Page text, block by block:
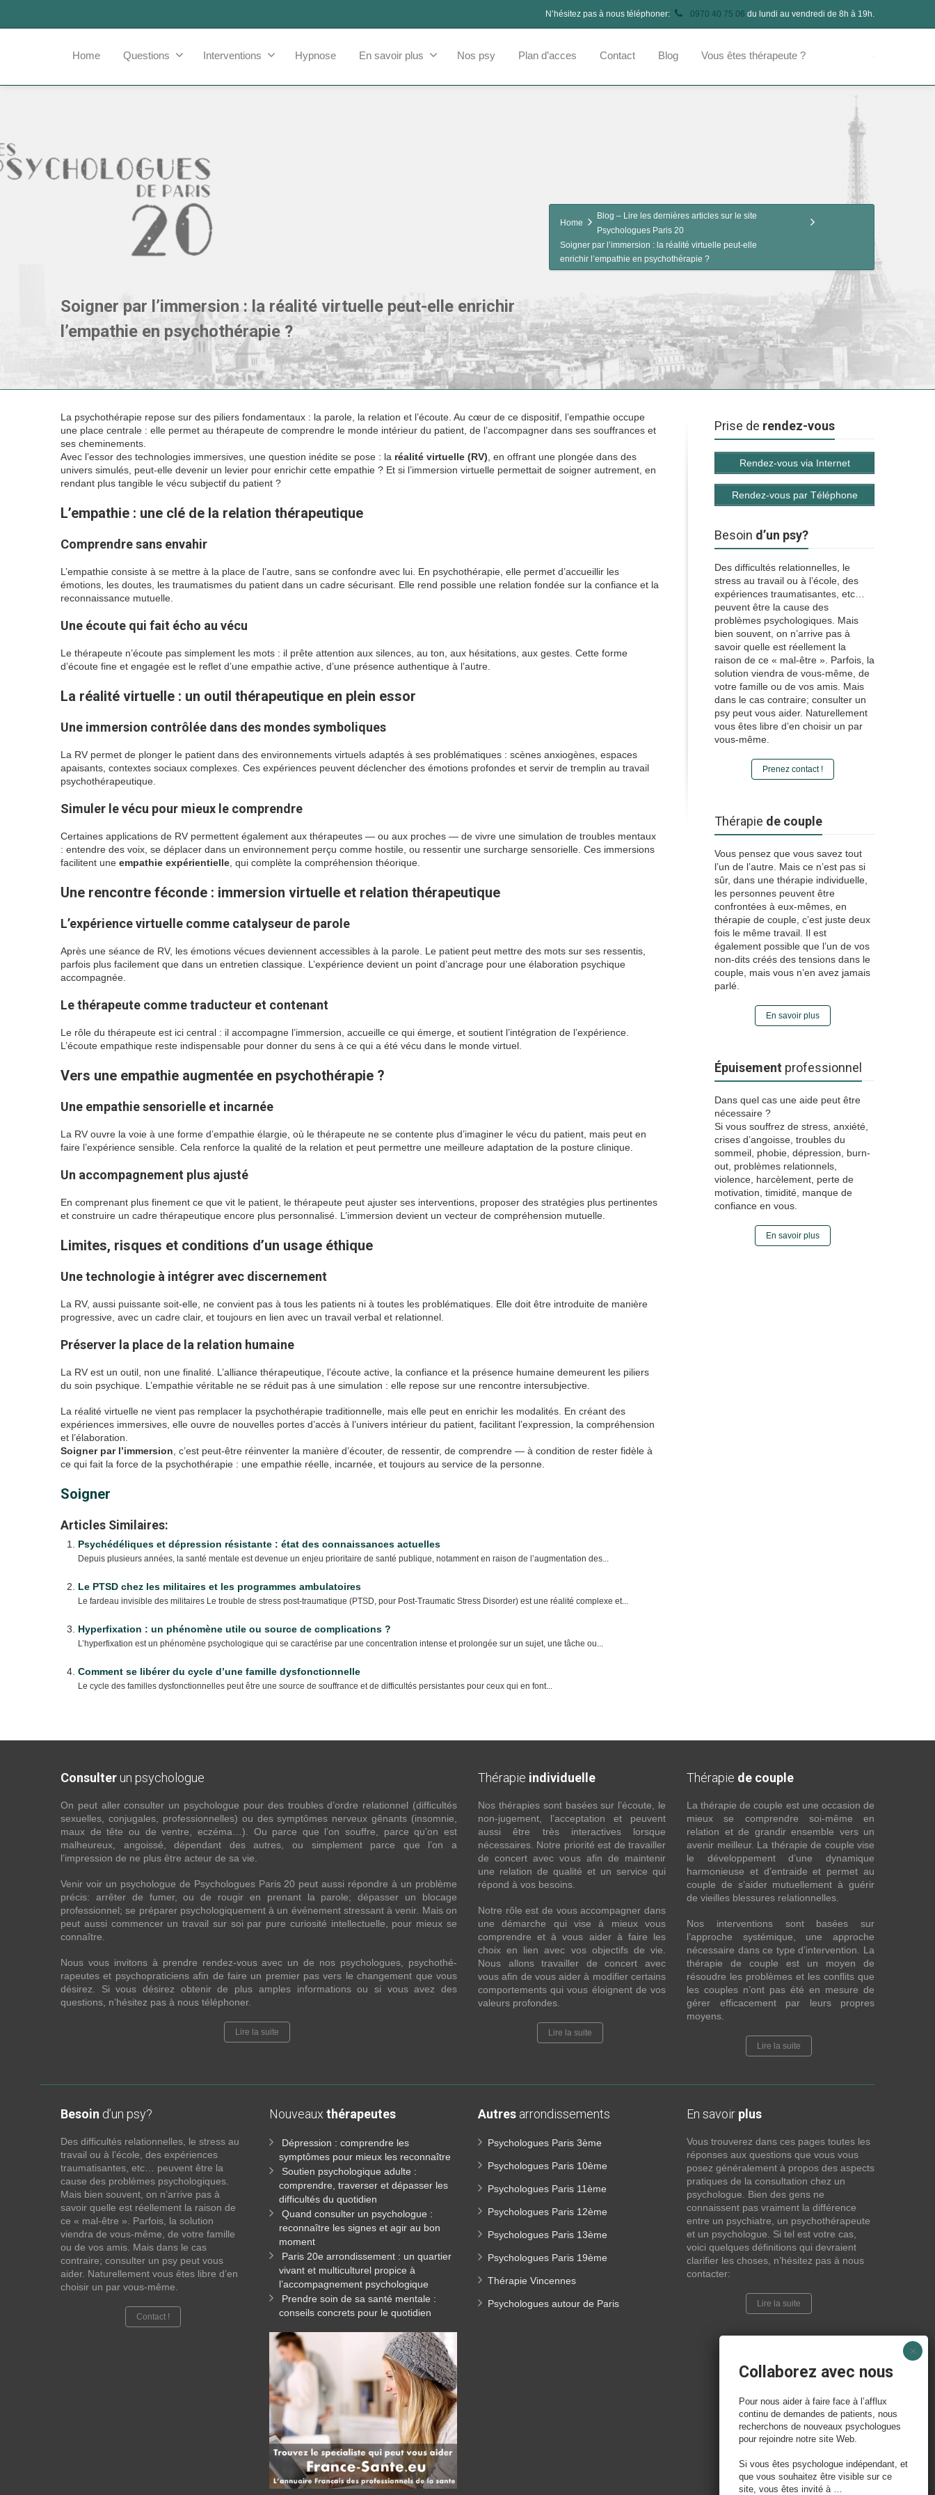
N’hésitez pas à nous téléphoner: 0970 40 75 06 du lundi au vendredi de 8h à 19h.
Home Questions Interventions Hypnose En savoir plus Nos psy Plan d’acces Contact Blog Vous êtes thérapeute ?
Soigner par l’immersion : la réalité virtuelle peut-elle enrichir
l’empathie en psychothérapie ?
Home
Blog – Lire les dernières articles sur le site
Psychologues Paris 20
Soigner par l’immersion : la réalité virtuelle peut-elle
enrichir l’empathie en psychothérapie ?
La psychothérapie repose sur des piliers fondamentaux : la parole, la relation et l’écoute. Au cœur de ce dispositif, l’empathie occupe
une place centrale : elle permet au thérapeute de comprendre le monde intérieur du patient, de l’accompagner dans ses souffrances et
ses cheminements.
Avec l’essor des technologies immersives, une question inédite se pose : la réalité virtuelle (RV) , en offrant une plongée dans des
univers simulés, peut-elle devenir un levier pour enrichir cette empathie ? Et si l’immersion virtuelle permettait de soigner autrement, en
rendant plus tangible le vécu subjectif du patient ?
L’empathie : une clé de la relation thérapeutique
Comprendre sans envahir
L’empathie consiste à se mettre à la place de l’autre, sans se confondre avec lui. En psychothérapie, elle permet d’accueillir les
émotions, les doutes, les traumatismes du patient dans un cadre sécurisant. Elle rend possible une relation fondée sur la confiance et la
reconnaissance mutuelle.
Une écoute qui fait écho au vécu
Le thérapeute n’écoute pas simplement les mots : il prête attention aux silences, au ton, aux hésitations, aux gestes. Cette forme
d’écoute fine et engagée est le reflet d’une empathie active, d’une présence authentique à l’autre.
La réalité virtuelle : un outil thérapeutique en plein essor
Une immersion contrôlée dans des mondes symboliques
La RV permet de plonger le patient dans des environnements virtuels adaptés à ses problématiques : scènes anxiogènes, espaces
apaisants, contextes sociaux complexes. Ces expériences peuvent déclencher des émotions profondes et servir de tremplin au travail
psychothérapeutique.
Simuler le vécu pour mieux le comprendre
Certaines applications de RV permettent également aux thérapeutes — ou aux proches — de vivre une simulation de troubles mentaux
: entendre des voix, se déplacer dans un environnement perçu comme hostile, ou ressentir une surcharge sensorielle. Ces immersions
facilitent une empathie expérientielle , qui complète la compréhension théorique.
Une rencontre féconde : immersion virtuelle et relation thérapeutique
L’expérience virtuelle comme catalyseur de parole
Après une séance de RV, les émotions vécues deviennent accessibles à la parole. Le patient peut mettre des mots sur ses ressentis,
parfois plus facilement que dans un entretien classique. L’expérience devient un point d’ancrage pour une élaboration psychique
accompagnée.
Le thérapeute comme traducteur et contenant
Le rôle du thérapeute est ici central : il accompagne l’immersion, accueille ce qui émerge, et soutient l’intégration de l’expérience.
L’écoute empathique reste indispensable pour donner du sens à ce qui a été vécu dans le monde virtuel.
Vers une empathie augmentée en psychothérapie ?
Une empathie sensorielle et incarnée
La RV ouvre la voie à une forme d’empathie élargie, où le thérapeute ne se contente plus d’imaginer le vécu du patient, mais peut en
faire l’expérience sensible. Cela renforce la qualité de la relation et peut permettre une meilleure adaptation de la posture clinique.
Un accompagnement plus ajusté
En comprenant plus finement ce que vit le patient, le thérapeute peut ajuster ses interventions, proposer des stratégies plus pertinentes
et construire un cadre thérapeutique encore plus personnalisé. L’immersion devient un vecteur de compréhension mutuelle.
Limites, risques et conditions d’un usage éthique
Une technologie à intégrer avec discernement
La RV, aussi puissante soit-elle, ne convient pas à tous les patients ni à toutes les problématiques. Elle doit être introduite de manière
progressive, avec un cadre clair, et toujours en lien avec un travail verbal et relationnel.
Préserver la place de la relation humaine
La RV est un outil, non une finalité. L’alliance thérapeutique, l’écoute active, la confiance et la présence humaine demeurent les piliers
du soin psychique. L’empathie véritable ne se réduit pas à une simulation : elle repose sur une rencontre intersubjective.
La réalité virtuelle ne vient pas remplacer la psychothérapie traditionnelle, mais elle peut en enrichir les modalités. En créant des
expériences immersives, elle ouvre de nouvelles portes d’accès à l’univers intérieur du patient, facilitant l’expression, la compréhension
et l’élaboration.
Soigner par l’immersion , c’est peut-être réinventer la manière d’écouter, de ressentir, de comprendre — à condition de rester fidèle à
ce qui fait la force de la psychothérapie : une empathie réelle, incarnée, et toujours au service de la personne.
Soigner
Articles Similaires:
Psychédéliques et dépression résistante : état des connaissances actuelles
Depuis plusieurs années, la santé mentale est devenue un enjeu prioritaire de santé publique, notamment en raison de l’augmentation des...
Le PTSD chez les militaires et les programmes ambulatoires
Le fardeau invisible des militaires Le trouble de stress post-traumatique (PTSD, pour Post-Traumatic Stress Disorder) est une réalité complexe et...
Hyperfixation : un phénomène utile ou source de complications ?
L’hyperfixation est un phénomène psychologique qui se caractérise par une concentration intense et prolongée sur un sujet, une tâche ou...
Comment se libérer du cycle d’une famille dysfonctionnelle
Le cycle des familles dysfonctionnelles peut être une source de souffrance et de difficultés persistantes pour ceux qui en font...
Prise de rendez-vous
Rendez-vous via Internet
Rendez-vous par Téléphone
Besoin d’un psy?
Des difficultés relationnelles, le
stress au travail ou à l’école, des
expériences traumatisantes, etc…
peuvent être la cause des
problèmes psychologiques. Mais
bien souvent, on n’arrive pas à
savoir quelle est réellement la
raison de ce « mal-être ». Parfois, la
solution viendra de vous-même, de
votre famille ou de vos amis. Mais
dans le cas contraire; consulter un
psy peut vous aider. Naturellement
vous êtes libre d’en choisir un par
vous-même.
Prenez contact !
Thérapie de couple
Vous pensez que vous savez tout
l’un de l’autre. Mais ce n’est pas si
sûr, dans une thérapie individuelle,
les personnes peuvent être
confrontées à eux-mêmes, en
thérapie de couple, c’est juste deux
fois le même travail. Il est
également possible que l’un de vos
non-dits créés des tensions dans le
couple, mais vous n’en avez jamais
parlé.
En savoir plus
Épuisement professionnel
Dans quel cas une aide peut être
nécessaire ?
Si vous souffrez de stress, anxiété,
crises d’angoisse, troubles du
sommeil, phobie, dépression, burn-
out, problèmes relationnels,
violence, harcèlement, perte de
motivation, timidité, manque de
confiance en vous.
En savoir plus
Consulter un psychologue
On peut aller consulter un psychologue pour des troubles d’ordre relationnel (difficultés
sexuelles, conjugales, professionnelles) ou des symptômes nerveux gênants (insomnie,
maux de tête ou de ventre, eczéma…). Ou parce que l’on souffre, parce qu’on est
malheureux, angoissé, dépendant des autres, ou simplement parce que l’on a
l’impression de ne plus être acteur de sa vie.
Venir voir un psychologue de Psychologues Paris 20 peut aussi répondre à un problème
précis: arrêter de fumer, ou de rougir en prenant la parole; dépasser un blocage
professionnel; se préparer psychologiquement à un événement stressant à venir. Mais on
peut aussi commencer un travail sur soi par pure curiosité intellectuelle, pour mieux se
connaître.
Nous vous invitons à prendre rendez-vous avec un de nos psychologues, psychothé-
rapeutes et psychopraticiens afin de faire un premier pas vers le changement que vous
désirez. Si vous désirez obtenir de plus amples informations ou si vous avez des
questions, n’hésitez pas à nous téléphoner.
Lire la suite
Thérapie individuelle
Nos thérapies sont basées sur l’écoute, le
non-jugement, l’acceptation et peuvent
aussi être très interactives lorsque
nécessaires. Notre priorité est de travailler
de concert avec vous afin de maintenir
une relation de qualité et un service qui
répond à vos besoins.
Notre rôle est de vous accompagner dans
une démarche qui vise à mieux vous
comprendre et à vous aider à faire les
choix en lien avec vos objectifs de vie.
Nous allons travailler de concert avec
vous afin de vous aider à modifier certains
comportements qui vous éloignent de vos
valeurs profondes.
Lire la suite
Thérapie de couple
La thérapie de couple est une occasion de
mieux se comprendre soi-même en
relation et de grandir ensemble vers un
avenir meilleur. La thérapie de couple vise
le développement d’une dynamique
harmonieuse et d’entraide et permet au
couple de s’aider mutuellement à guérir
de vieilles blessures relationnelles.
Nos interventions sont basées sur
l’approche systémique, une approche
nécessaire dans ce type d’intervention. La
thérapie de couple est un moyen de
résoudre les problèmes et les conflits que
les couples n’ont pas été en mesure de
gérer efficacement par leurs propres
moyens.
Lire la suite
Besoin d’un psy?
Des difficultés relationnelles, le stress au
travail ou à l’école, des expériences
traumatisantes, etc… peuvent être la
cause des problèmes psychologiques.
Mais bien souvent, on n’arrive pas à
savoir quelle est réellement la raison de
ce « mal-être ». Parfois, la solution
viendra de vous-même, de votre famille
ou de vos amis. Mais dans le cas
contraire; consulter un psy peut vous
aider. Naturellement vous êtes libre d’en
choisir un par vous-même.
Contact !
Nouveaux thérapeutes
Dépression : comprendre les
symptômes pour mieux les reconnaître
Soutien psychologique adulte :
comprendre, traverser et dépasser les
difficultés du quotidien
Quand consulter un psychologue :
reconnaître les signes et agir au bon
moment
Paris 20e arrondissement : un quartier
vivant et multiculturel propice à
l’accompagnement psychologique
Prendre soin de sa santé mentale :
conseils concrets pour le quotidien
Autres arrondissements
Psychologues Paris 3ème
Psychologues Paris 10ème
Psychologues Paris 11ème
Psychologues Paris 12ème
Psychologues Paris 13ème
Psychologues Paris 19ème
Thérapie Vincennes
Psychologues autour de Paris
En savoir plus
Vous trouverez dans ces pages toutes les
réponses aux questions que vous vous
posez généralement à propos des aspects
pratiques de la consultation chez un
psychologue. Bien des gens ne
connaissent pas vraiment la différence
entre un psychiatre, un psychothérapeute
et un psychologue. Si tel est votre cas,
voici quelques définitions qui devraient
clarifier les choses, n’hésitez pas à nous
contacter:
Lire la suite
Collaborez avec nous
Pour nous aider à faire face à l’afflux
continu de demandes de patients, nous
recherchons de nouveaux psychologues
pour rejoindre notre site Web.
Si vous êtes psychologue indépendant, et
que vous souhaitez être visible sur ce
site, vous êtes invité à …